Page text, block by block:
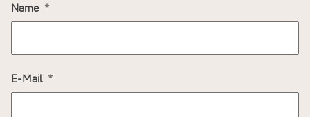
Name
E-Mail